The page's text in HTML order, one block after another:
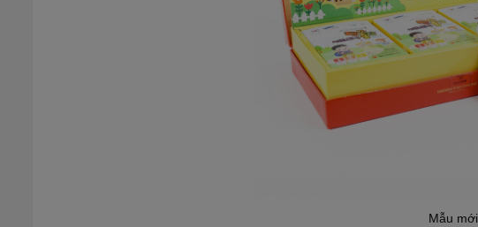
Mẫu mới